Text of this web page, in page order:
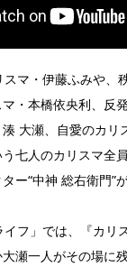
マ・伊藤ふみや、
・本橋依央利、反
大瀬、自愛のカリ
七人のカリスマ全
ー“中神 総右衛門”
フ」では、『カリ
瀬一人がその場に